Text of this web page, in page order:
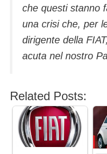
che questi stanno
una crisi che, per
dirigente della
acuta nel nostro
Related Posts: